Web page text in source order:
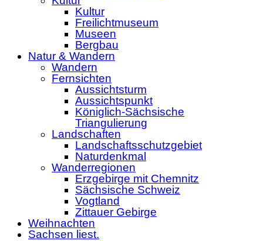
Kultur
Freilichtmuseum
Museen
Bergbau
Natur & Wandern
Wandern
Fernsichten
Aussichtsturm
Aussichtspunkt
Königlich-Sächsische
Triangulierung
Landschaften
Landschaftsschutzgebiet
Naturdenkmal
Wanderregionen
Erzgebirge mit Chemnitz
Sächsische Schweiz
Vogtland
Zittauer Gebirge
Weihnachten
Sachsen liest.